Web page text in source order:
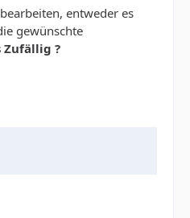
entweder es
gewünschte
Zufällig ?